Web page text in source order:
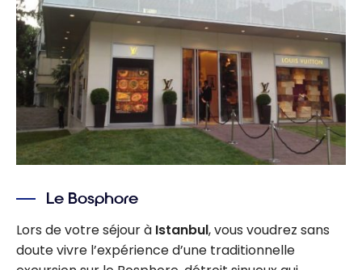
Le Bosphore
Lors de votre séjour à Istanbul, vous voudrez sans
doute vivre l’expérience d’une traditionnelle